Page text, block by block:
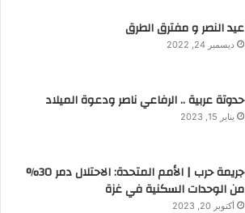
عيد النصر و مفترق الطرق
ديسمبر 24, 2022
حدوتة عربية .. الرفاعي ناصر ودعوة الميلاد
يناير 15, 2023
جريمة حرب | الأمم المتحدة: الاحتلال دمر 30%
من الوحدات السكنية في غزة
أكتوبر 20, 2023